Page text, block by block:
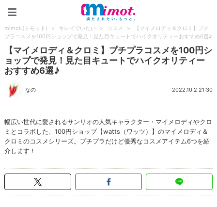
mimot.(ミモット) > キレイでいたい > コスメ >
【マイメロディ＆クロミ】プチ
プラコスメを100円ショップで発見！見た目キュートでハイクオリティーおすすめ6選♪
【マイメロディ＆クロミ】プチプラコスメを100円シ
ョップで発見！見た目キュートでハイクオリティー
おすすめ6選♪
なの 2022.10.2 21:30
幅広い世代に愛されるサンリオの人気キャラクター・マイメロディやクロ
ミとコラボした、100円ショップ【watts（ワッツ）】のマイメロディ＆
クロミのコスメシリーズ。プチプラだけど優秀なコスメアイテム6つを紹
介します！